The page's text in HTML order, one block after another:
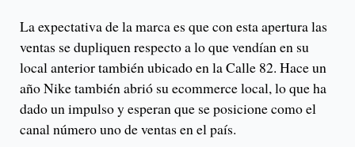
La expectativa de la marca es que con esta apertura las
ventas se dupliquen respecto a lo que vendían en su
local anterior también ubicado en la Calle 82. Hace un
año Nike también abrió su ecommerce local, lo que ha
dado un impulso y esperan que se posicione como el
canal número uno de ventas en el país.